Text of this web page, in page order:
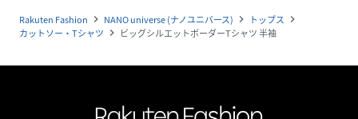
Rakuten Fashion navigate_next NANO universe (ナノユニバース) navigate_next トップス navigate_next
カットソー・Tシャツ navigate_next ビッグシルエットボーダーTシャツ 半袖